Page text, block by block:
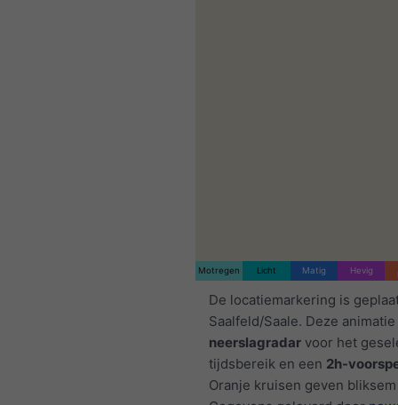
Motregen Licht Matig Hevig
De locatiemarkering is
Saalfeld/Saale. Deze
neerslagradar voor het
tijdsbereik en een 2h-
Oranje kruisen geven bliksem